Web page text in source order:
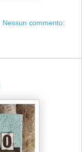
Nessun commento: